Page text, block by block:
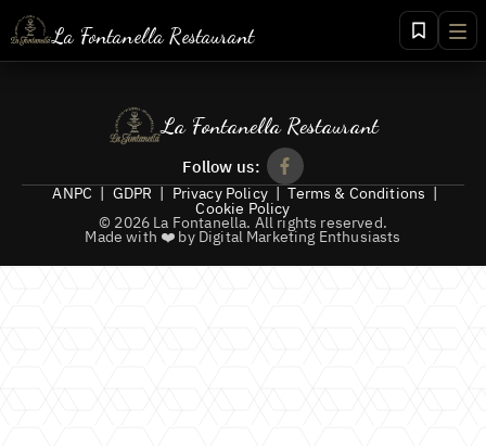
La Fontanella Restaurant
+40 268 456 156
+40 766 456 156
La Fontanella Restaurant
Follow us:
ANPC | GDPR | Privacy Policy | Terms & Conditions |
Cookie Policy
© 2026 La Fontanella. All rights reserved.
Made with ❤️ by Digital Marketing Enthusiasts